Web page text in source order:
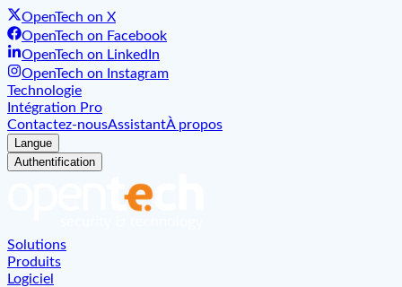
OpenTech on X
OpenTech on Facebook
OpenTech on LinkedIn
OpenTech on Instagram
Technologie
Intégration Pro
Contactez-nousAssistantÀ propos
Langue
Authentification
Solutions
Produits
Logiciel